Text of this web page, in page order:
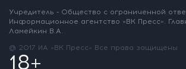
Учредитель - Общество с ограниченной
Информационное агентство «ВК Пресс».
Ламейкин В.А.
@ 2017 ИА «ВК Пресс» Все права защищены
18+